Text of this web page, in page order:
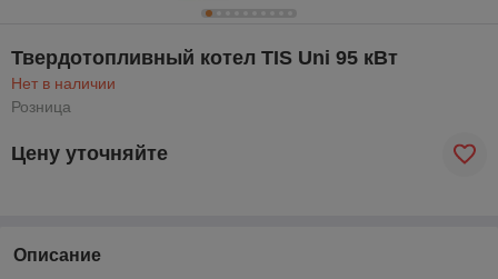
Твердотопливный котел TIS Uni 95 кВт
Нет в наличии
Розница
Цену уточняйте
Описание